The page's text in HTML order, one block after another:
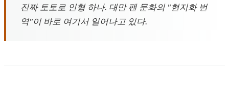
진짜 토토로 인형 하나. 대만 팬 문화의 "현지화 번
역"이 바로 여기서 일어나고 있다.